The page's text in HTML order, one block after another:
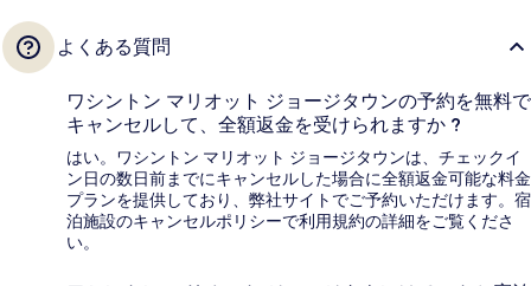
よくある質問
ワシントン マリオット ジョージタウンの予約を無料で
キャンセルして、全額返金を受けられますか ?
はい。ワシントン マリオット ジョージタウンは、チェックイ
ン日の数日前までにキャンセルした場合に全額返金可能な料金
プランを提供しており、弊社サイトでご予約いただけます。宿
泊施設のキャンセルポリシーで利用規約の詳細をご覧くださ
い。